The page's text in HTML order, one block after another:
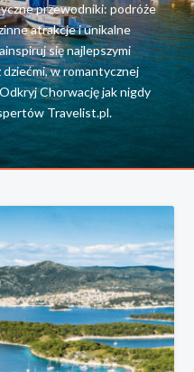
przewodniki: podróże
atrakcje i unikalne
się najlepszymi
dziećmi, w romantycznej
Chorwację jak nigdy
Travelist.pl.